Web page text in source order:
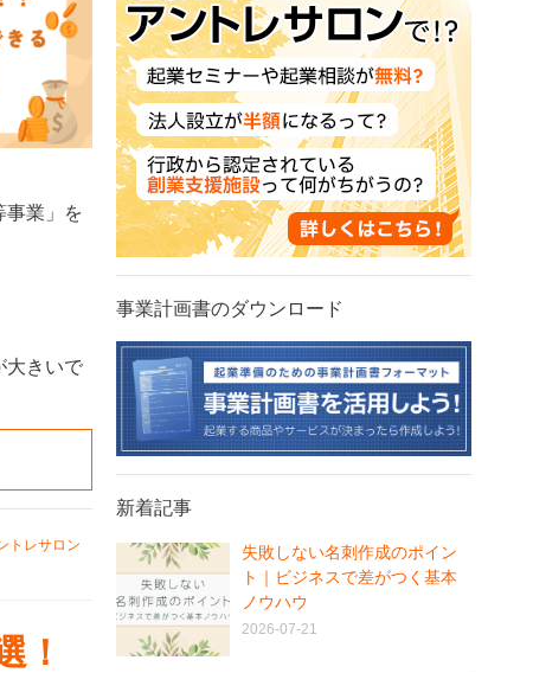
事業」を
大きいで
トレサロン
！
事業計画書のダウンロード
新着記事
失敗しない名刺作成のポイン
ト｜ビジネスで差がつく基本
ノウハウ
2026-07-21